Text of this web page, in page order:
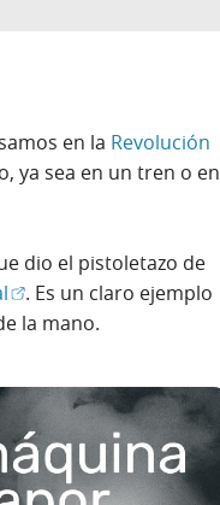
en la Revolución
ya sea en un tren o en
dio el pistoletazo de
(Abrir en ventana nueva)
. Es un claro ejemplo
la mano.